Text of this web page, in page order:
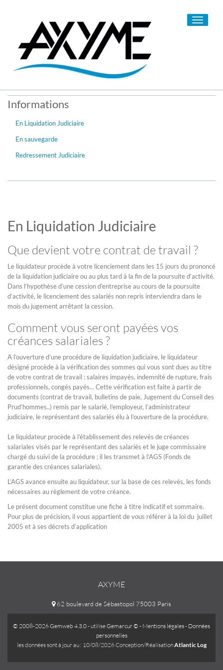
Toggle
Informations
En Liquidation Judiciaire
En sauvegarde
Redressement Judiciaire
En Liquidation Judiciaire
Que devient votre contrat de travail ?
Le liquidateur procède à votre licenciement dans les 15 jours du prononcé
de la liquidation judiciaire ou au plus tard à la fin de la poursuite d’activité.
Dans l’hypothèse d’une cession d’entreprise au cours de la poursuite
d’activité, le licenciement des salariés non repris interviendra dans le
mois du jugement arrêtant la cession.
Comment vous seront payées vos
créances salariales ?
A l’ouverture d’une procédure de liquidation judiciaire, le liquidateur
désigné procède à la vérification des sommes qui vous sont dues au titre
de votre contrat de travail : salaires impayés, indemnité de rupture, frais
professionnels, congés payés... Cette vérification est faite à partir de
documents (contrat de travail, bulletins de paie, Jugement du Conseil des
Prud’hommes..) remis par le salarié, l’employeur, l’administrateur
judiciaire, le représentant des salariés élu à l’ouverture de la procédure.
Le liquidateur procède à l’établissement des relevés de créances
salariales visés par le représentant des salariés et le juge commissaire
chargé du suivi de la procédure ; il les transmet à l’AGS (Fonds de
garantie des créances salariales).
L’AGS avance ensuite au liquidateur, sur la base de ces relevés, les fonds
nécessaires au règlement de votre créance.
Le présent document constitue une fiche à titre indicatif et sommaire.
Pour plus de précision, il vous appartient de vous référer à la loi du juillet
2005 et à ses décrets d’application
AXYME
62 boulevard de Sébastopol 75003 Paris
© 2008-2026 Gemweb 4.3.0- utiliseGemarcur © - Mentions légales- Données
personnelles
les données sont à jour au : 10/08/2026 Conception/RéalisationAtlantic Log